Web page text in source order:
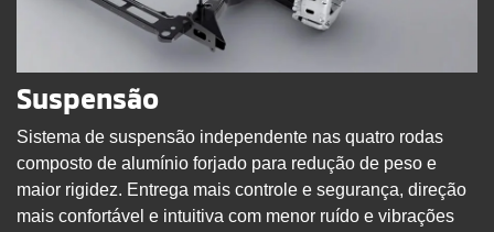
Suspensão
Sistema de suspensão independente nas quatro rodas
composto de alumínio forjado para redução de peso e
maior rigidez. Entrega mais controle e segurança, direção
mais confortável e intuitiva com menor ruído e vibrações